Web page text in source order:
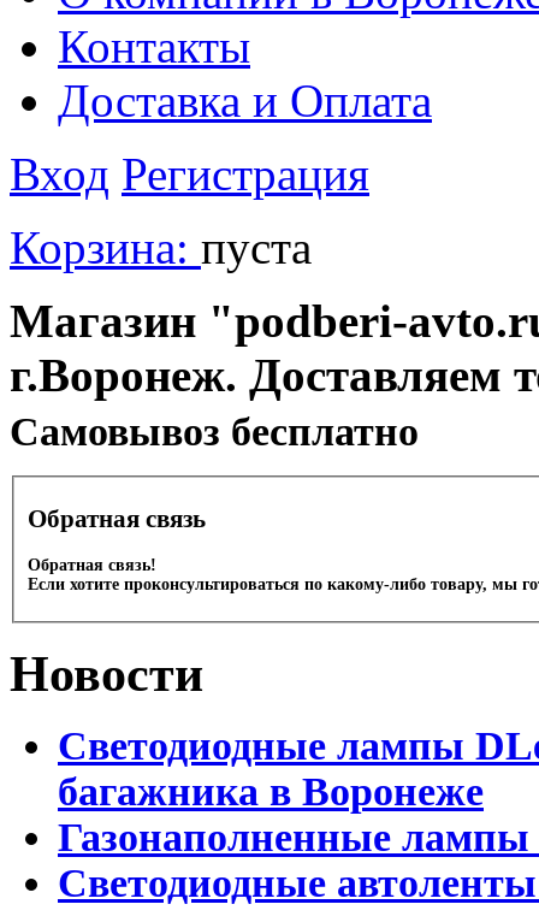
Контакты
Доставка и Оплата
Вход Регистрация
Корзина: пуста
Магазин "podberi-
г.Воронеж. Доставляем
Cамовывоз бесплатно
Обратная связь
Обратная связь!
Если хотите проконсультироваться по какому-либо товару, мы
Новости
Светодиодные лампы
багажника в Воронеже
Газонаполненные
Светодиодные